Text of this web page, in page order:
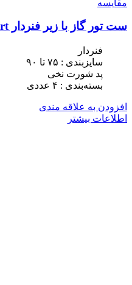
مقایسه
ست تور گاز با زیر فنردار trt
فنردار
سایزبندی : ٧۵ تا ٩٠
پد شورت نخی
بسته‌بندی : ۴ عددی
افزودن به علاقه مندی
اطلاعات بیشتر